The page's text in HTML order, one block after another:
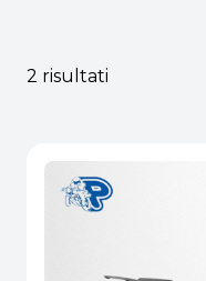
2 risultati